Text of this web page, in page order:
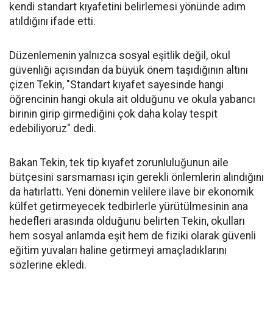
kendi standart kıyafetini belirlemesi yönünde adım
atıldığını ifade etti.
Düzenlemenin yalnızca sosyal eşitlik değil, okul
güvenliği açısından da büyük önem taşıdığının altını
çizen Tekin, "Standart kıyafet sayesinde hangi
öğrencinin hangi okula ait olduğunu ve okula yabancı
birinin girip girmediğini çok daha kolay tespit
edebiliyoruz" dedi.
Bakan Tekin, tek tip kıyafet zorunluluğunun aile
bütçesini sarsmaması için gerekli önlemlerin alındığını
da hatırlattı. Yeni dönemin velilere ilave bir ekonomik
külfet getirmeyecek tedbirlerle yürütülmesinin ana
hedefleri arasında olduğunu belirten Tekin, okulları
hem sosyal anlamda eşit hem de fiziki olarak güvenli
eğitim yuvaları haline getirmeyi amaçladıklarını
sözlerine ekledi.